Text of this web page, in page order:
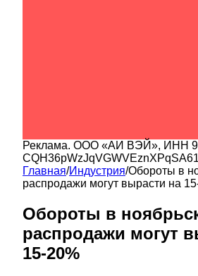
Реклама. ООО «АИ ВЭЙ», ИНН
Главная/Индустрия/Обороты в
распродажи могут вырасти на
Обороты в
распродажи могут
15-20%